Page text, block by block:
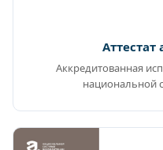
Аккредитованная
национальной